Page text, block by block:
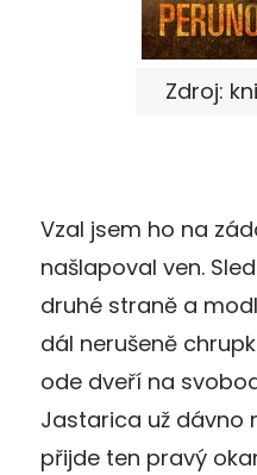
Zdroj:
Vzal jsem ho na
našlapoval ven.
druhé straně a
dál nerušeně
ode dveří na
Jastarica už dávno
přijde ten pravý